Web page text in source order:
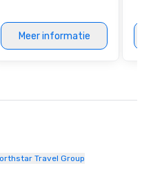
at various stops. Build Your Network
Our exclusive
right of you. Because
with different people
Meer informatie
Travel Group